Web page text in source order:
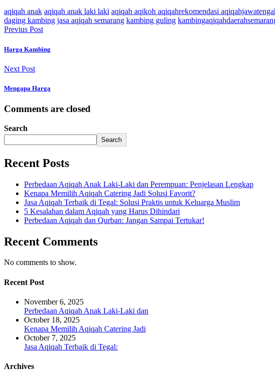
aqiqah anak aqiqah anak laki laki aqiqah aqikoh aqiqahrekomendasi
daging kambing jasa aqiqah semarang kambing guling
Previus Post
Harga Kambing
Next Post
Mengapa Harga
Comments are closed
Search
Search
Recent Posts
Perbedaan Aqiqah Anak Laki-Laki dan Perempuan: Penjelasan Lengkap
Kenapa Memilih Aqiqah Catering Jadi Solusi Favorit?
Jasa Aqiqah Terbaik di Tegal: Solusi Praktis untuk Keluarga Muslim
5 Kesalahan dalam Aqiqah yang Harus Dihindari
Perbedaan Aqiqah dan Qurban: Jangan Sampai Tertukar!
Recent Comments
No comments to show.
Recent Post
November 6, 2025
Perbedaan Aqiqah Anak Laki-Laki dan
October 18, 2025
Kenapa Memilih Aqiqah Catering Jadi
October 7, 2025
Jasa Aqiqah Terbaik di Tegal:
Archives